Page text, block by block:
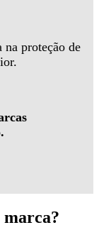
na proteção de
marca?